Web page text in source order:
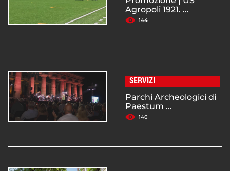
Agropoli 1921. ...
144
SERVIZI
Parchi Archeologici di
Paestum ...
146